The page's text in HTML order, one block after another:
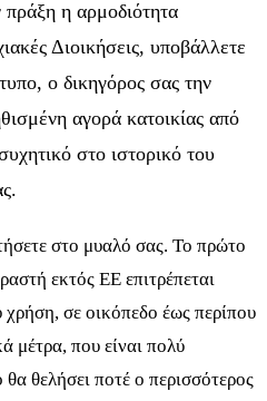
πράξη η αρμοδιότητα
Διοικήσεις, υποβάλλετε
ο δικηγόρος σας την
αγορά κατοικίας από
στο ιστορικό του
στο μυαλό σας. Το πρώτο
εκτός ΕΕ επιτρέπεται
χρήση, σε οικόπεδο έως περίπου
μέτρα, που είναι πολύ
θελήσει ποτέ ο περισσότερος